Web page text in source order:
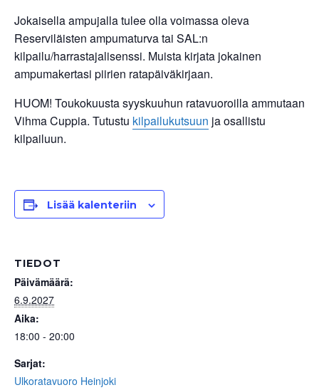
Jokaisella ampujalla tulee olla voimassa oleva
Reserviläisten ampumaturva tai SAL:n
kilpailu/harrastajalisenssi. Muista kirjata jokainen
ampumakertasi piirien ratapäiväkirjaan.
HUOM! Toukokuusta syyskuuhun ratavuoroilla ammutaan
Vihma Cuppia. Tutustu kilpailukutsuun ja osallistu
kilpailuun.
Lisää kalenteriin
TIEDOT
Päivämäärä:
6.9.2027
Aika:
18:00 - 20:00
Sarjat:
Ulkoratavuoro Heinjoki